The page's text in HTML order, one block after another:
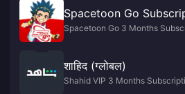
Spacetoon Go
Spacetoon Go 3 Months
शाहिद (ग्लोबल)
Shahid VIP 3 Months